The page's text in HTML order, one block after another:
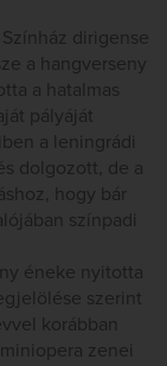
dirigense
a hangverseny
a hatalmas
pályáját
a leningrádi
dolgozott, de a
hogy bár
színpadi
éneke nyitotta
szerint
korábban
zenei